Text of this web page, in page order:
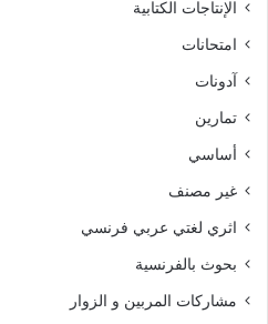
الإنتاجات الكتابية
امتحانات
آدونات
تمارين
أساسي
غير مصنف
اثري لغتي عربي فرنسي
بحوث بالفرنسية
مشاركات المربين و الزوار